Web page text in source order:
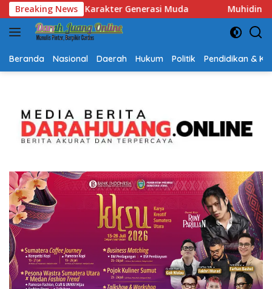
Langsung
ke
konten
Breaking News
Muhidin Tegaskan Penempatan Pejabat Kalsel
Beranda Nasional Daerah Hukum Politik Pendidikan &